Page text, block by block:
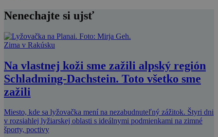
Nenechajte si ujsť
Zima v Rakúsku
Na vlastnej koži sme zažili alpský región
Schladming-Dachstein. Toto všetko sme
zažili
Miesto, kde sa lyžovačka mení na nezabudnuteľný zážitok. Štyri dni
v rozsiahlej lyžiarskej oblasti s ideálnymi podmienkami na zimné
športy, poctivy